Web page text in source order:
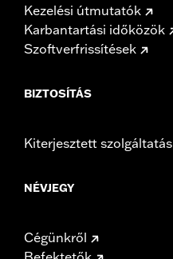
Kezelési útmutatók
Karbantartási időközök
Szoftverfrissítések
BIZTOSÍTÁS
Kiterjesztett szolgáltatás
NÉVJEGY
Cégünkről